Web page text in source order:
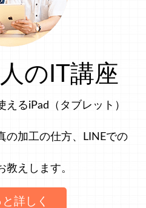
のIT講座
るiPad（タブレット）
の加工の仕方、LINEでの
教えします。
と詳しく